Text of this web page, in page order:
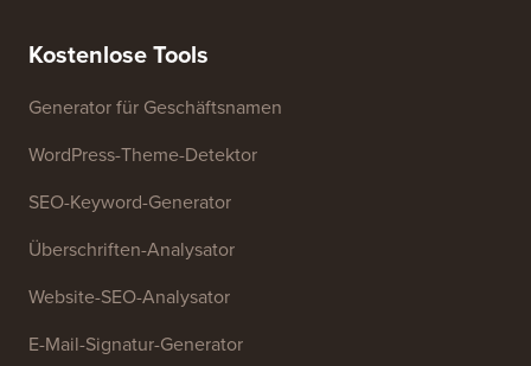
Presse & Marken-Assets
Kostenlose Tools
Generator für Geschäftsnamen
WordPress-Theme-Detektor